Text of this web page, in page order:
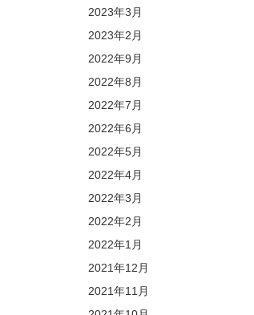
2023年3月
2023年2月
2022年9月
2022年8月
2022年7月
2022年6月
2022年5月
2022年4月
2022年3月
2022年2月
2022年1月
2021年12月
2021年11月